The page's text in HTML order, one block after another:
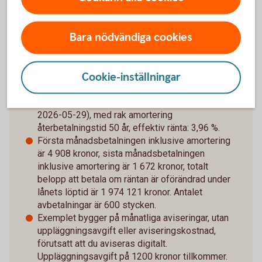
Räkneexempel bolån
2026-05-29), med rak amortering
återbetalningstid 50 år, effektiv ränta: 3,96 %.
Första månadsbetalningen inklusive amortering
är 4 908 kronor, sista månadsbetalningen
inklusive amortering är 1 672 kronor, totalt
belopp att betala om räntan är oförändrad under
lånets löptid är 1 974 121 kronor. Antalet
avbetalningar är 600 stycken.
Exemplet bygger på månatliga aviseringar, utan
uppläggningsavgift eller aviseringskostnad,
förutsatt att du aviseras digitalt.
Uppläggningsavgift på 1200 kronor tillkommer.
Bara nödvändiga cookies
Cookie-inställningar